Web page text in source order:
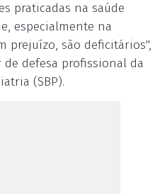
praticadas na saúde
especialmente na
prejuízo, são deficitários",
de defesa profissional da
(SBP).